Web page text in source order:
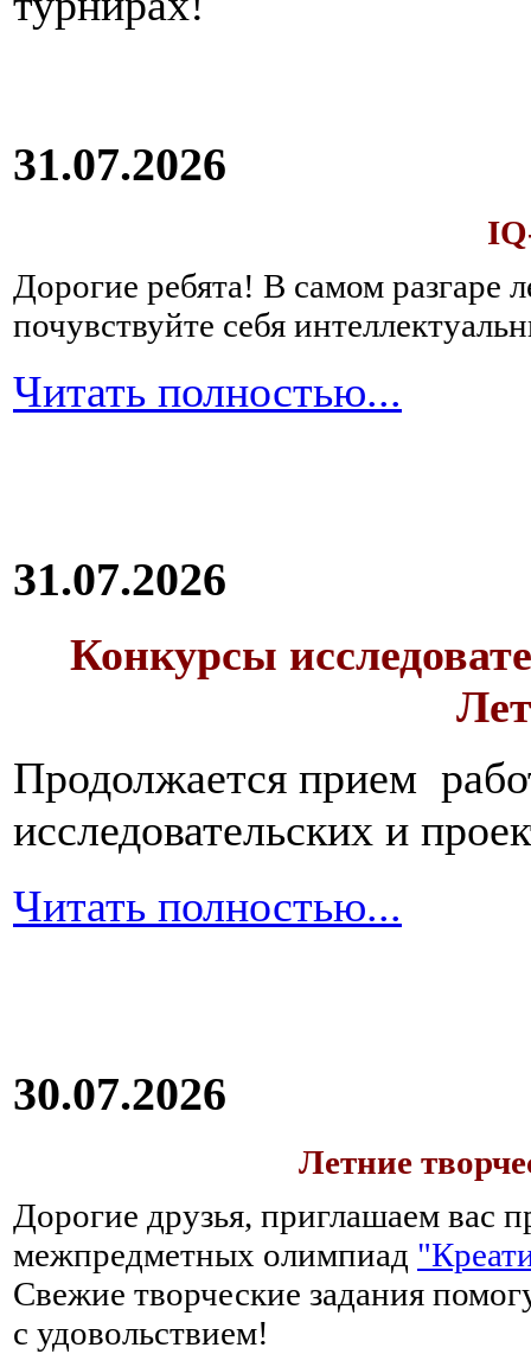
31.07.2026
Дорогие ребята! В самом разгаре
почувствуйте себя
Читать полностью...
31.07.2026
Конкурсы
Продолжается прием
исследовательских и
Читать полностью...
30.07.2026
Летние
Дорогие друзья, приглашаем вас
межпредметных олимпиад
Свежие творческие задания
с удовольствием!